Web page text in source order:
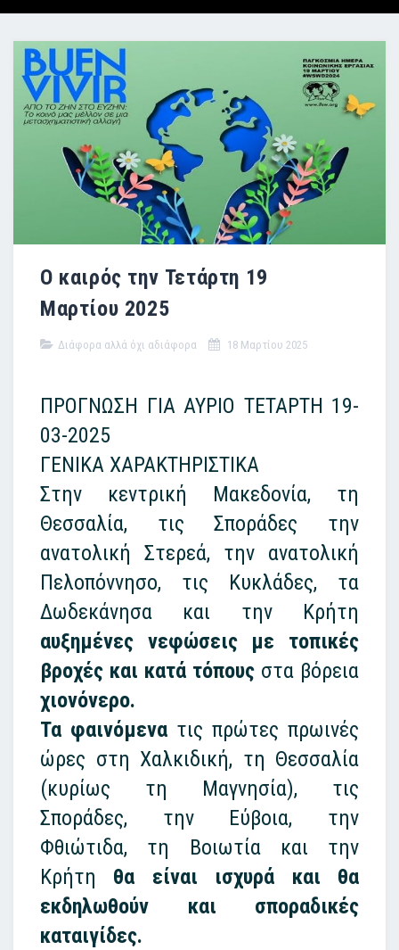
Ο καιρός την Τετάρτη 19
Μαρτίου 2025
Διάφορα αλλά όχι αδιάφορα 18 Μαρτίου 2025
ΠΡΟΓΝΩΣΗ ΓΙΑ ΑΥΡΙΟ ΤΕΤΑΡΤΗ 19-
03-2025
ΓΕΝΙΚΑ ΧΑΡΑΚΤΗΡΙΣΤΙΚΑ
Στην κεντρική Μακεδονία, τη
Θεσσαλία, τις Σποράδες την
ανατολική Στερεά, την ανατολική
Πελοπόννησο, τις Κυκλάδες, τα
Δωδεκάνησα και την Κρήτη
αυξημένες νεφώσεις με τοπικές
βροχές και κατά τόπους στα βόρεια
χιονόνερο.
Τα φαινόμενα τις πρώτες πρωινές
ώρες στη Χαλκιδική, τη Θεσσαλία
(κυρίως τη Μαγνησία), τις
Σποράδες, την Εύβοια, την
Φθιώτιδα, τη Βοιωτία και την
Κρήτη θα είναι ισχυρά και θα
εκδηλωθούν και σποραδικές
καταιγίδες.